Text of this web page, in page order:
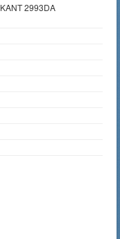
2993DA